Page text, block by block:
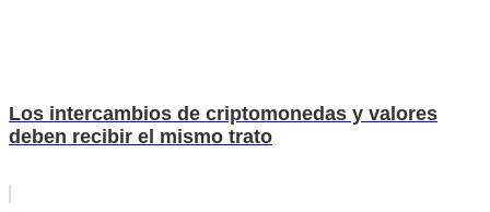
Los intercambios de criptomonedas y valores
deben recibir el mismo trato